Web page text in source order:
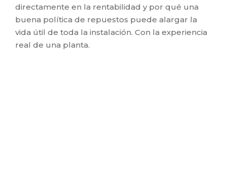
directamente en la rentabilidad y por qué una
buena política de repuestos puede alargar la
vida útil de toda la instalación. Con la experiencia
real de una planta.